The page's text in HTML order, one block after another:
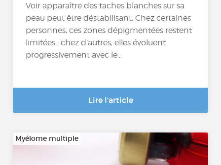
Voir apparaître des taches blanches sur sa
peau peut être déstabilisant. Chez certaines
personnes, ces zones dépigmentées restent
limitées ; chez d’autres, elles évoluent
progressivement avec le...
Lire l'article
Myélome multiple